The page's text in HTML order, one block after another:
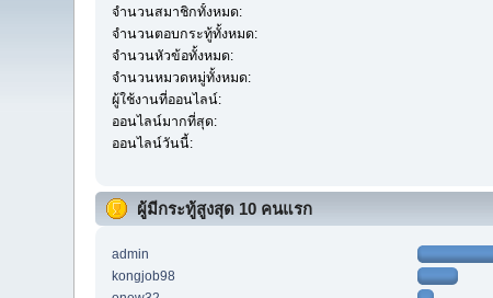
จำนวนสมาชิกทั้งหมด:
จำนวนตอบกระทู้ทั้งหมด:
จำนวนหัวข้อทั้งหมด:
จำนวนหมวดหมู่ทั้งหมด:
ผู้ใช้งานที่ออนไลน์:
ออนไลน์มากที่สุด:
ออนไลน์วันนี้:
ผู้มีกระทู้สูงสุด 10 คนแรก
admin
kongjob98